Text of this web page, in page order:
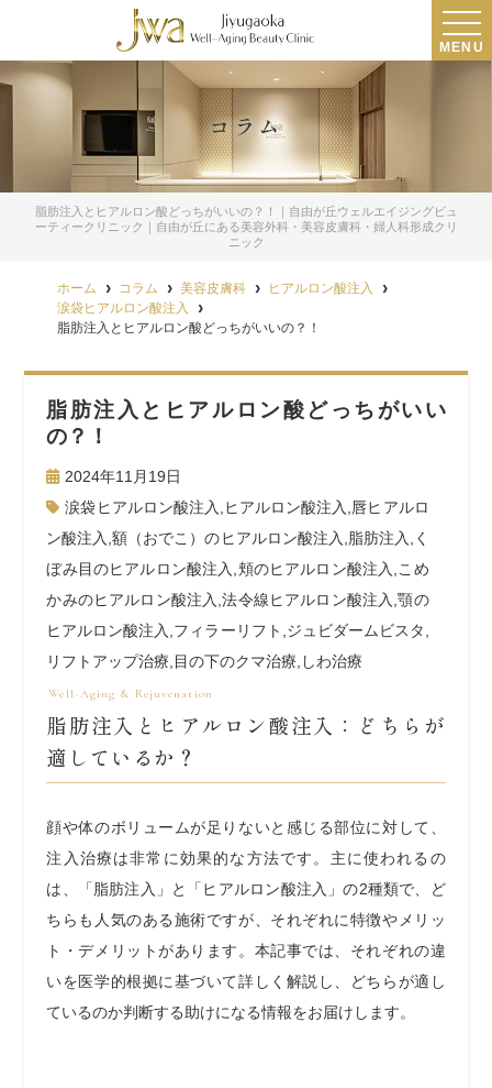
MENU
コラム
脂肪注入とヒアルロン酸どっちがいいの？！｜自由が丘ウェルエイジングビュ
ーティークリニック｜自由が丘にある美容外科・美容皮膚科・婦人科形成クリ
ニック
ホーム コラム 美容皮膚科
ヒアルロン酸注入
涙袋ヒアルロン酸注入
脂肪注入とヒアルロン酸どっちがいいの？！
脂肪注入とヒアルロン酸どっちがいい
の？！
2024年11月19日
涙袋ヒアルロン酸注入 ヒアルロン酸注入 唇ヒアルロ
ン酸注入 ,額（おでこ）のヒアルロン酸注入 脂肪注入
く
ぼみ目のヒアルロン酸注入 頬のヒアルロン酸注入 こめ
かみのヒアルロン酸注入 ,法令線ヒアルロン酸注入 ,顎の
ヒアルロン酸注入 フィラーリフト ジュビダームビスタ
リフトアップ治療 目の下のクマ治療 しわ治療
脂肪注入とヒアルロン酸注入：どちらが
適しているか？
顔や体のボリュームが足りないと感じる部位に対して、
注入治療は非常に効果的な方法です。主に使われるの
は、「脂肪注入」と「ヒアルロン酸注入」の2種類で、ど
ちらも人気のある施術ですが、それぞれに特徴やメリッ
ト・デメリットがあります。本記事では、それぞれの違
いを医学的根拠に基づいて詳しく解説し、どちらが適し
ているのか判断する助けになる情報をお届けします。